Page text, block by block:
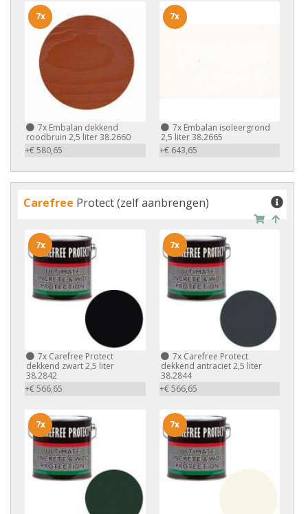
7x Embalan dekkend
roodbruin 2,5 liter 38.2660
+€ 580,65
7x
7xEmbalan isoleergrond
2,5 liter 38.2665
+€ 643,65
7x
Carefree Protect (zelf aanbrengen)
7x Carefree Protect
dekkend zwart 2,5 liter
38.2842
+€ 566,65
7x
7xCarefree Protect
dekkend antraciet 2,5 liter
38.2844
+€ 566,65
7x
7x 7x